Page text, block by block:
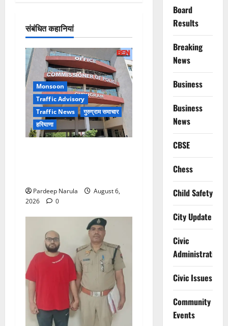
संबंधित कहानियां
Monsoon
Traffic Advisory
Traffic News
गुरुग्राम समाचार
हरियाणा
Pardeep Narula
August 6,
2026
0
Board
Results
Breaking
News
Business
Business
News
CBSE
Chess
Child Safety
City Update
Civic
Administration
Civic Issues
Community
Events